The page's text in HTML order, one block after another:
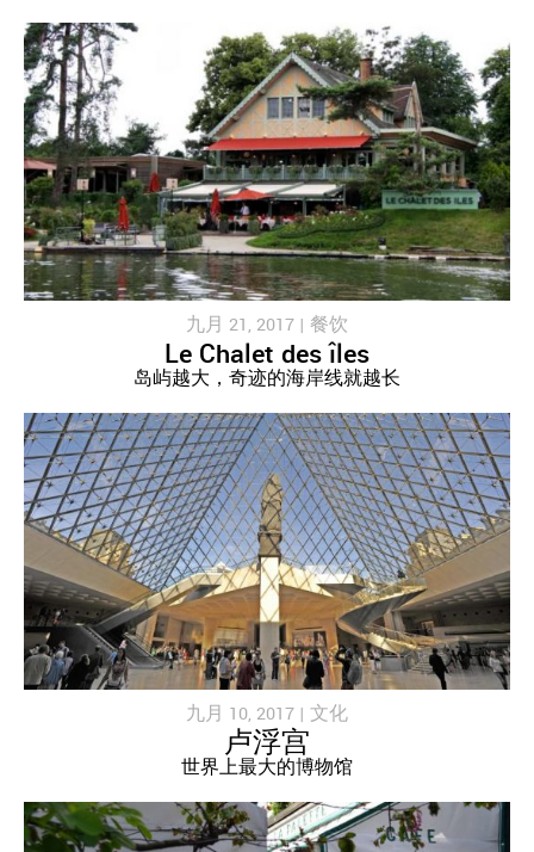
九月 21, 2017 | 餐饮
Le Chalet des îles
岛屿越大，奇迹的海岸线就越长
九月 10, 2017 | 文化
卢浮宫
世界上最大的博物馆